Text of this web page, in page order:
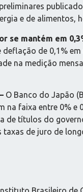
e de
se mantém em
de 0,1%
na medição
O Banco do Japão
na faixa entre 0%
de títulos do
de juro de